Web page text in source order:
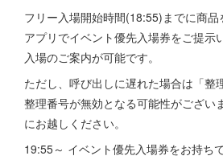
フリー入場開始時間(18:55)までに商
アプリでイベント優先入場券をご提示
入場のご案内が可能です。
ただし、呼び出しに遅れた場合は「整
整理番号が無効となる可能性がござい
にお越しください。
19:55～ イベント優先入場券をお持ち